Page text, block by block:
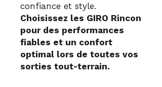
confiance et style.
Choisissez les GIRO Rincon
pour des performances
fiables et un confort
optimal lors de toutes vos
sorties tout-terrain.